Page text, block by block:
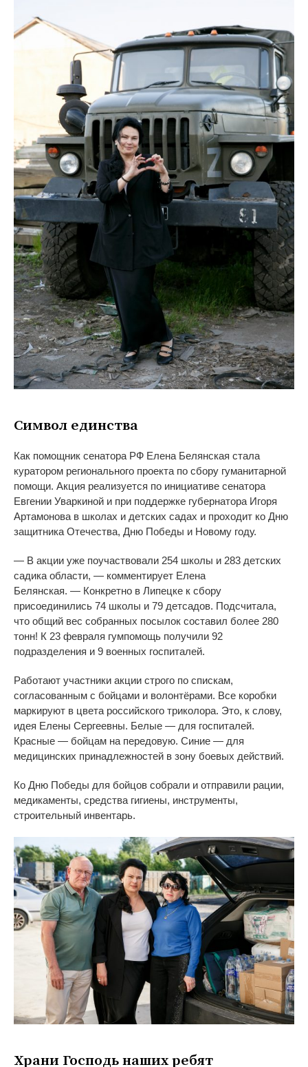
Символ единства
Как помощник сенатора РФ Елена Белянская стала
куратором регионального проекта по сбору гуманитарной
помощи. Акция реализуется по инициативе сенатора
Евгении Уваркиной и при поддержке губернатора Игоря
Артамонова в школах и детских садах и проходит ко Дню
защитника Отечества, Дню Победы и Новому году.
— В акции уже поучаствовали 254 школы и 283 детских
садика области, — комментирует Елена
Белянская. — Конкретно в Липецке к сбору
присоединились 74 школы и 79 детсадов. Подсчитала,
что общий вес собранных посылок составил более 280
тонн! К 23 февраля гумпомощь получили 92
подразделения и 9 военных госпиталей.
Работают участники акции строго по спискам,
согласованным с бойцами и волонтёрами. Все коробки
маркируют в цвета российского триколора. Это, к слову,
идея Елены Сергеевны. Белые — для госпиталей.
Красные — бойцам на передовую. Синие — для
медицинских принадлежностей в зону боевых действий.
Ко Дню Победы для бойцов собрали и отправили рации,
медикаменты, средства гигиены, инструменты,
строительный инвентарь.
Храни Господь наших ребят